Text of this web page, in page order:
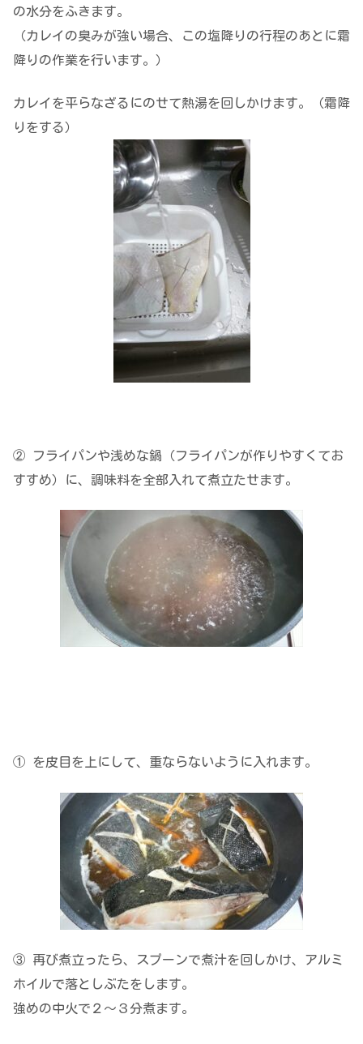
の水分をふきます。
（カレイの臭みが強い場合、この塩降りの行程のあとに霜
降りの作業を行います。）
カレイを平らなざるにのせて熱湯を回しかけます。（霜降
りをする）
② フライパンや浅めな鍋（フライパンが作りやすくてお
すすめ）に、調味料を全部入れて煮立たせます。
① を皮目を上にして、重ならないように入れます。
③ 再び煮立ったら、スプーンで煮汁を回しかけ、アルミ
ホイルで落としぶたをします。
強めの中火で２～３分煮ます。